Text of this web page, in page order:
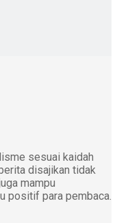
sesuai kaidah
disajikan tidak
mampu
positif para pembaca.